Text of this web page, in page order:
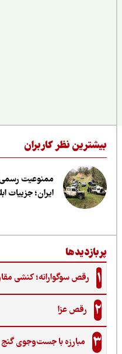
نظر کاربران
ممنوعیت رسمی
ایران؛ جزییات
رقص سوگوارانه؛ کنشی مقاومتی
رقص عزا
مبارزه با جست‌وجوی گنج‌